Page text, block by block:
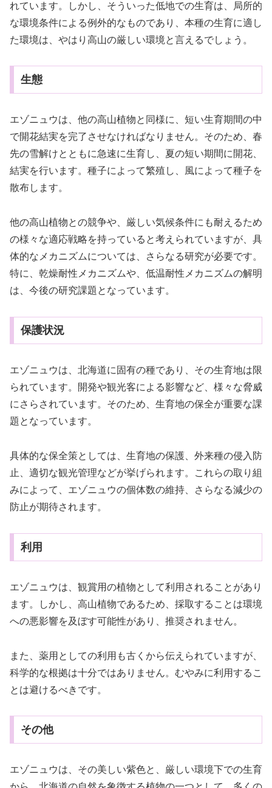
れています。しかし、そういった低地での生育は、局所的
な環境条件による例外的なものであり、本種の生育に適し
た環境は、やはり高山の厳しい環境と言えるでしょう。
生態
エゾニュウは、他の高山植物と同様に、短い生育期間の中
で開花結実を完了させなければなりません。そのため、春
先の雪解けとともに急速に生育し、夏の短い期間に開花、
結実を行います。種子によって繁殖し、風によって種子を
散布します。
他の高山植物との競争や、厳しい気候条件にも耐えるため
の様々な適応戦略を持っていると考えられていますが、具
体的なメカニズムについては、さらなる研究が必要です。
特に、乾燥耐性メカニズムや、低温耐性メカニズムの解明
は、今後の研究課題となっています。
保護状況
エゾニュウは、北海道に固有の種であり、その生育地は限
られています。開発や観光客による影響など、様々な脅威
にさらされています。そのため、生育地の保全が重要な課
題となっています。
具体的な保全策としては、生育地の保護、外来種の侵入防
止、適切な観光管理などが挙げられます。これらの取り組
みによって、エゾニュウの個体数の維持、さらなる減少の
防止が期待されます。
利用
エゾニュウは、観賞用の植物として利用されることがあり
ます。しかし、高山植物であるため、採取することは環境
への悪影響を及ぼす可能性があり、推奨されません。
また、薬用としての利用も古くから伝えられていますが、
科学的な根拠は十分ではありません。むやみに利用するこ
とは避けるべきです。
その他
エゾニュウは、その美しい紫色と、厳しい環境下での生育